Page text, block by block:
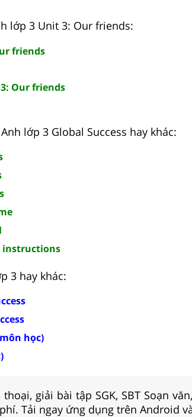
lớp 3 Unit 3: Our friends:
friends
Our friends
lớp 3 Global Success hay khác:
instructions
3 hay khác:
học)
giải bài tập SGK, SBT Soạn
Tải ngay ứng dụng trên Android